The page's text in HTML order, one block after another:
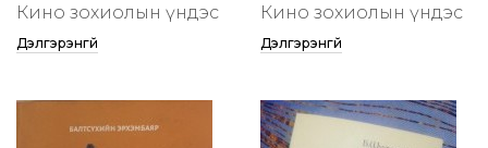
Кино зохиолын үндэс
Дэлгэрэнгүй
Кино зохиолын үндэс
Дэлгэрэнгүй